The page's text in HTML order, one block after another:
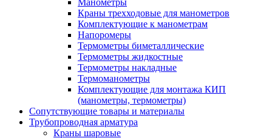
Манометры
Краны трехходовые для манометров
Комплектующие к манометрам
Напоромеры
Термометры биметаллические
Термометры жидкостные
Термометры накладные
Термоманометры
Комплектующие для монтажа КИП
(манометры, термометры)
Сопутствующие товары и материалы
Трубопроводная арматура
Краны шаровые